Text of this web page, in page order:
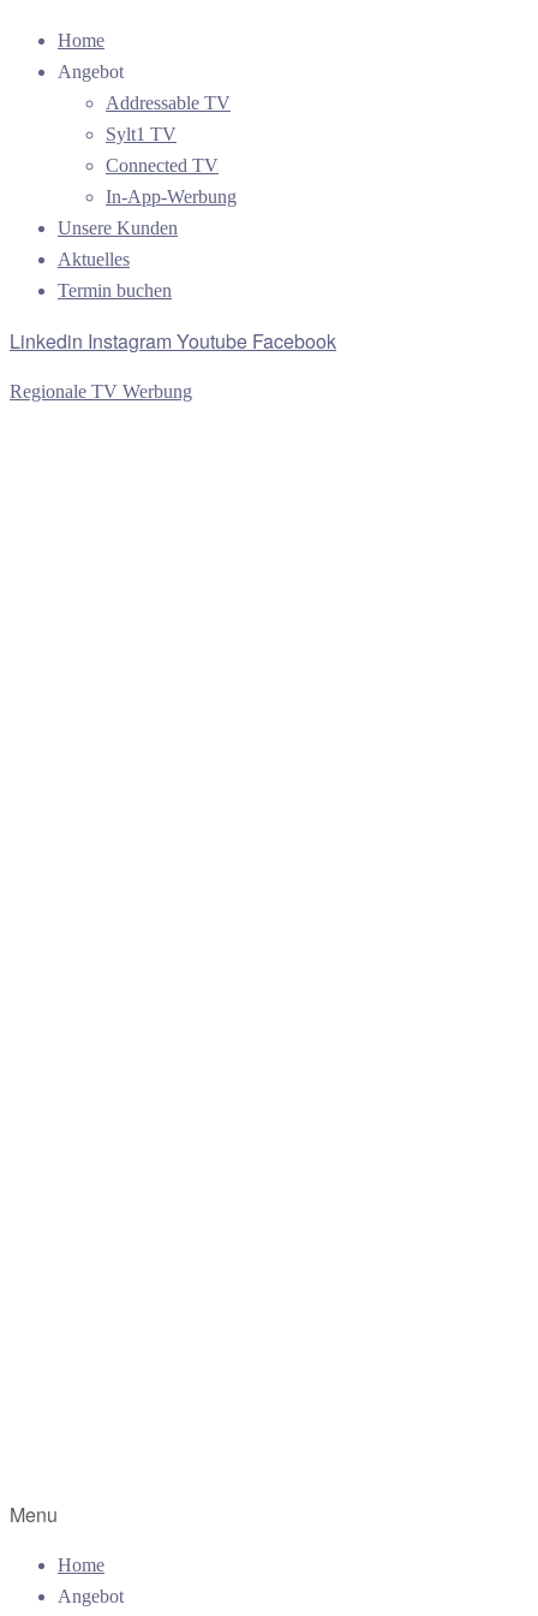
Home
Angebot
Addressable TV
Sylt1 TV
Connected TV
In-App-Werbung
Unsere Kunden
Aktuelles
Termin buchen
Linkedin InstagramYoutube Facebook
Regionale TV Werbung
Menu
Home
Angebot